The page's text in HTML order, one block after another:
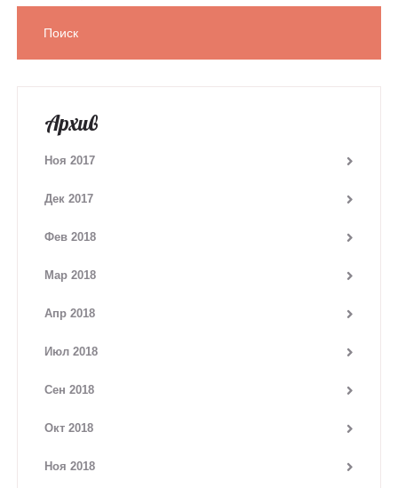
Архив
Ноя 2017
Дек 2017
Фев 2018
Мар 2018
Апр 2018
Июл 2018
Сен 2018
Окт 2018
Ноя 2018